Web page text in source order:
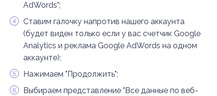
AdWords";
Ставим галочку напротив нашего аккаунта
(будет виден только если у вас счетчик Google
Analytics и реклама Google AdWords на одном
аккаунте);
Нажимаем "Продолжить";
Выбираем представление "Все данные по веб-